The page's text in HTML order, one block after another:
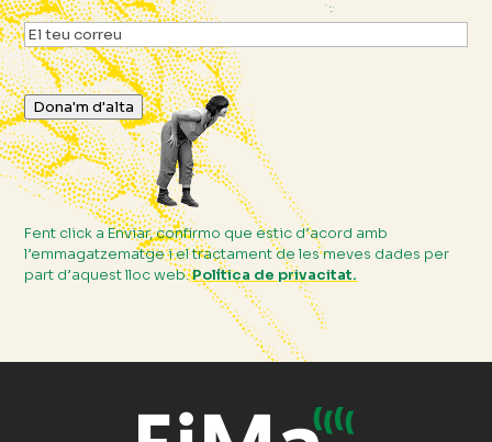
Email(Obligatori)
Dona'm d'alta
Fent click a Enviar, confirmo que estic d’acord amb
l’emmagatzematge i el tractament de les meves dades per
part d’aquest lloc web.Política de privacitat.